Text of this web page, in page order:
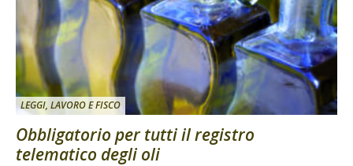
LEGGI, LAVORO E FISCO
Obbligatorio per tutti il registro
telematico degli oli